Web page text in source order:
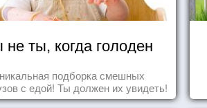
не ты, когда голоден
подборка смешных
с едой! Ты должен их увидеть!